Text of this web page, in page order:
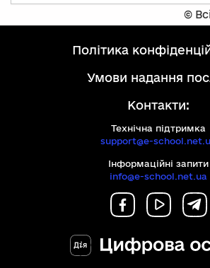
©
політика
умови надання
Контакти:
Технічна підтримка
support@e-
Інформаційні запити
info@e-school.net.ua